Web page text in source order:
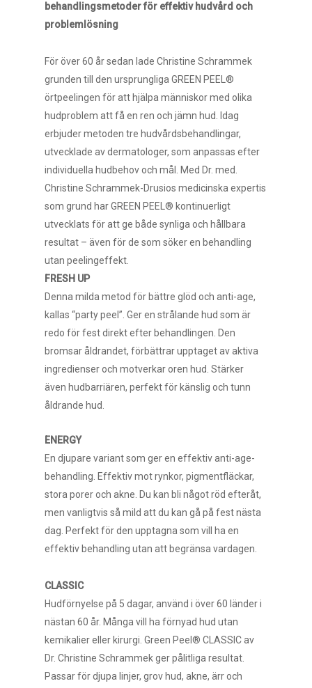
behandlingsmetoder för effektiv hudvård och
problemlösning
För över 60 år sedan lade Christine Schrammek
grunden till den ursprungliga GREEN PEEL®
örtpeelingen för att hjälpa människor med olika
hudproblem att få en ren och jämn hud. Idag
erbjuder metoden tre hudvårdsbehandlingar,
utvecklade av dermatologer, som anpassas efter
individuella hudbehov och mål. Med Dr. med.
Christine Schrammek-Drusios medicinska expertis
som grund har GREEN PEEL® kontinuerligt
utvecklats för att ge både synliga och hållbara
resultat – även för de som söker en behandling
utan peelingeffekt.
FRESH UP
Denna milda metod för bättre glöd och anti-age,
kallas “party peel”. Ger en strålande hud som är
redo för fest direkt efter behandlingen. Den
bromsar åldrandet, förbättrar upptaget av aktiva
ingredienser och motverkar oren hud. Stärker
även hudbarriären, perfekt för känslig och tunn
åldrande hud.
ENERGY
En djupare variant som ger en effektiv anti-age-
behandling. Effektiv mot rynkor, pigmentfläckar,
stora porer och akne. Du kan bli något röd efteråt,
men vanligtvis så mild att du kan gå på fest nästa
dag. Perfekt för den upptagna som vill ha en
effektiv behandling utan att begränsa vardagen.
CLASSIC
Hudförnyelse på 5 dagar, använd i över 60 länder i
nästan 60 år. Många vill ha förnyad hud utan
kemikalier eller kirurgi. Green Peel® CLASSIC av
Dr. Christine Schrammek ger pålitliga resultat.
Passar för djupa linjer, grov hud, akne, ärr och